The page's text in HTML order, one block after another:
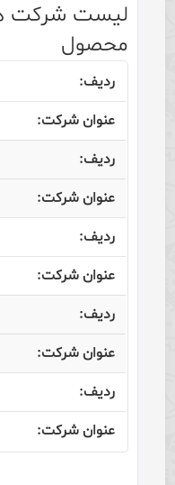
لیست شرکت
محصول